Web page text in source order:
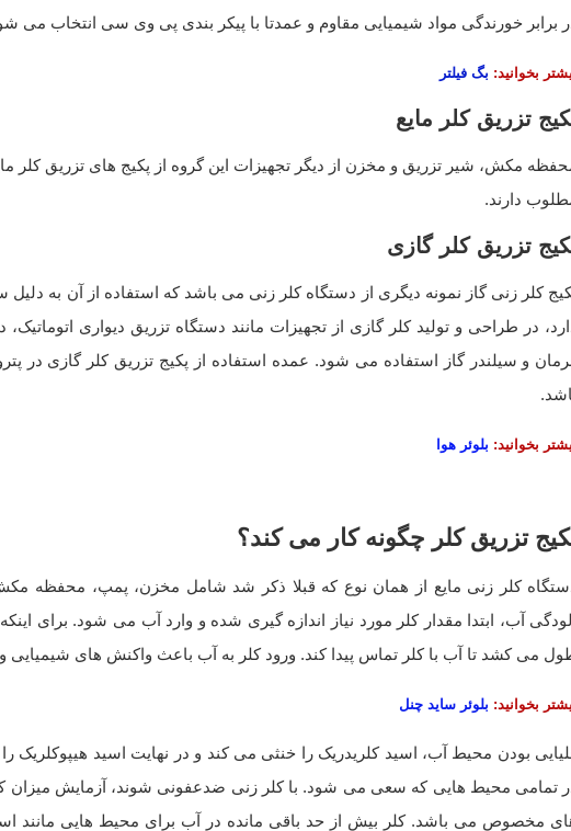
برابر خورندگی مواد شیمیایی مقاوم و عمدتا با پیکر بندی پی وی سی انتخاب می
بخوانید: بگ فیلتر
تزریق کلر مایع
مکش، شیر تزریق و مخزن از دیگر تجهیزات این گروه از پکیج های تزریق کلر
دارند.
تزریق کلر گازی
کلر زنی گاز نمونه دیگری از دستگاه کلر زنی می باشد که استفاده از آن به
در طراحی و تولید کلر گازی از تجهیزات مانند دستگاه تزریق دیواری اتوماتیک،
و سیلندر گاز استفاده می شود. عمده استفاده از پکیج تزریق کلر گازی در
بخوانید: بلوئر هوا
تزریق کلر چگونه کار می کند؟
می کشد تا آب با کلر تماس پیدا کند. ورود کلر به آب باعث واکنش های شیمیایی
بخوانید: بلوئر ساید چنل
بودن محیط آب، اسید کلریدریک را خنثی می کند و در نهایت اسید هیپوکلریک
تمامی محیط هایی که سعی می شود. با کلر زنی ضدعفونی شوند، آزمایش میزان
مخصوص می باشد. کلر بیش از حد باقی مانده در آب برای محیط هایی مانند